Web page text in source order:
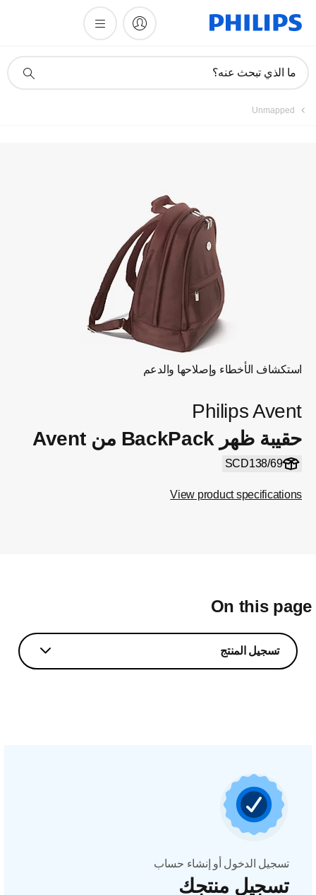
دعم
ما الذي تبحث عنه؟
Unmapped
استكشاف الأخطاء وإصلاحها والدعم
Philips Avent
حقيبة ظهر BackPack من Avent
SCD138/69
View product specifications
On this
تسجيل المنتج
تسجيل الدخول أو إنشاء حساب
تسجيل منتجك